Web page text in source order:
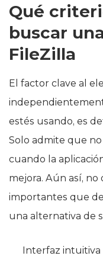
Qué
buscar
FileZilla
El factor clave al
estés usando, es
Solo admite que
cuando la
mejora. Aún así,
importantes que
una alternativa de
Interfaz